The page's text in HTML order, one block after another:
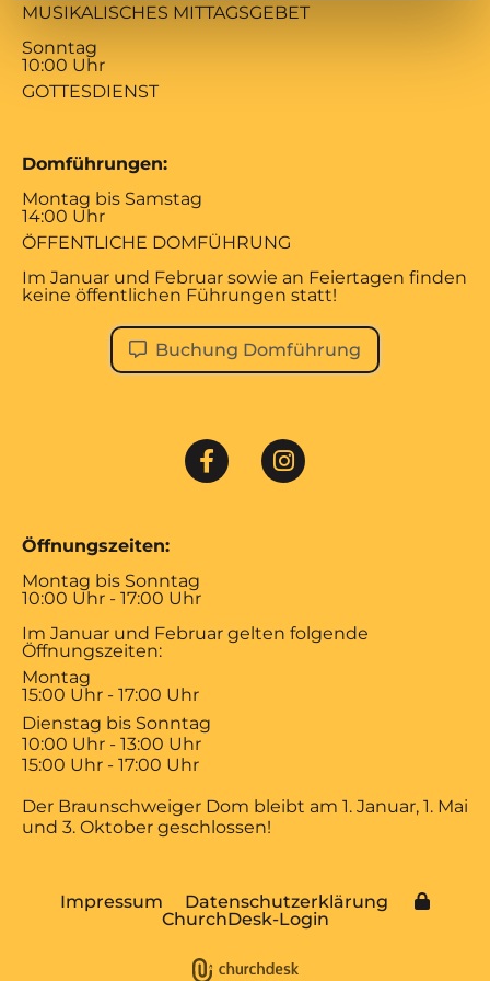
MUSIKALISCHES MITTAGSGEBET
Sonntag
10:00 Uhr
GOTTESDIENST
Domführungen:
Montag bis Samstag
14:00 Uhr
ÖFFENTLICHE DOMFÜHRUNG
Im Januar und Februar sowie an Feiertagen finden
keine öffentlichen Führungen statt!
Buchung Domführung
Öffnungszeiten:
Montag bis Sonntag
10:00 Uhr - 17:00 Uhr
Im Januar und Februar gelten folgende
Öffnungszeiten:
Montag
15:00 Uhr - 17:00 Uhr
Dienstag bis Sonntag
10:00 Uhr - 13:00 Uhr
15:00 Uhr - 17:00 Uhr
Der Braunschweiger Dom bleibt am 1. Januar, 1. Mai
und 3. Oktober geschlossen!
Impressum
Datenschutzerklärung
ChurchDesk-Login